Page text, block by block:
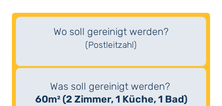
Wo soll gereinigt werden?
(Postleitzahl)
Was soll gereinigt werden?
60m² (2 Zimmer, 1 Küche, 1 Bad)